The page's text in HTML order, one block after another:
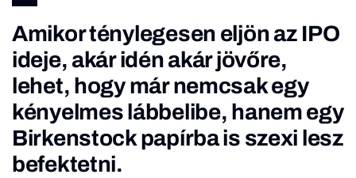
Amikor ténylegesen eljön az IPO
ideje, akár idén akár jövőre,
lehet, hogy már nemcsak egy
kényelmes lábbelibe, hanem egy
Birkenstock papírba is szexi lesz
befektetni.